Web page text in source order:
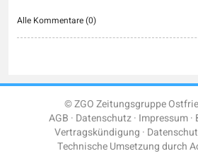
Alle Kommentare (0)
© ZGO Zeitungsgruppe
AGB Datenschutz Impressum
Vertragskündigung
Technische Umsetzung durch